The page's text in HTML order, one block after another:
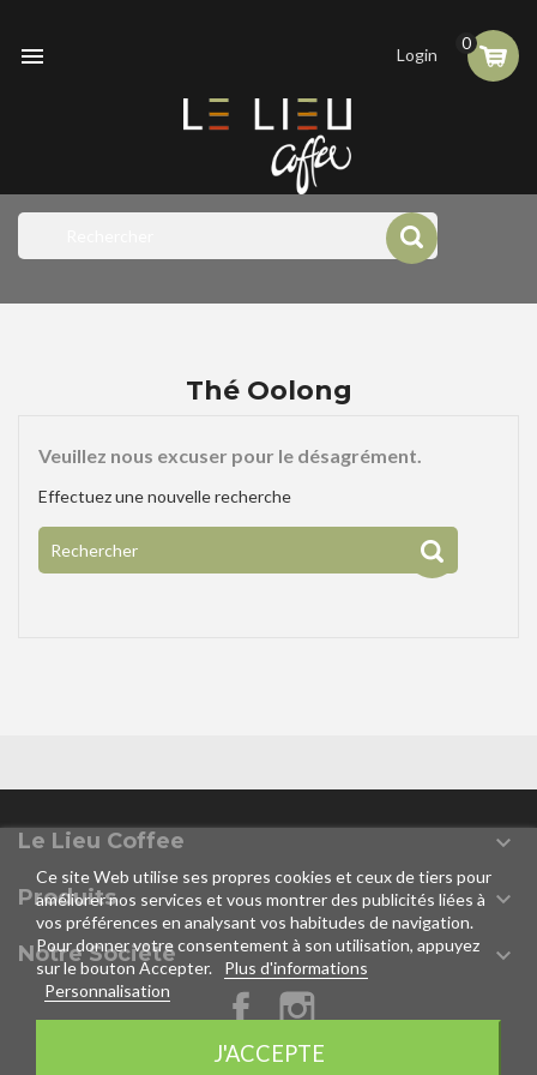
 0
Login
Thé Oolong
Veuillez nous excuser pour le désagrément.
Effectuez une nouvelle recherche
Le Lieu Coffee 
Produits 
Notre Société 
Ce site Web utilise ses propres cookies et ceux de tiers pour
améliorer nos services et vous montrer des publicités liées à
vos préférences en analysant vos habitudes de navigation.
Pour donner votre consentement à son utilisation, appuyez
sur le bouton Accepter.
Plus d'informations
Personnalisation
J'ACCEPTE
Facebook